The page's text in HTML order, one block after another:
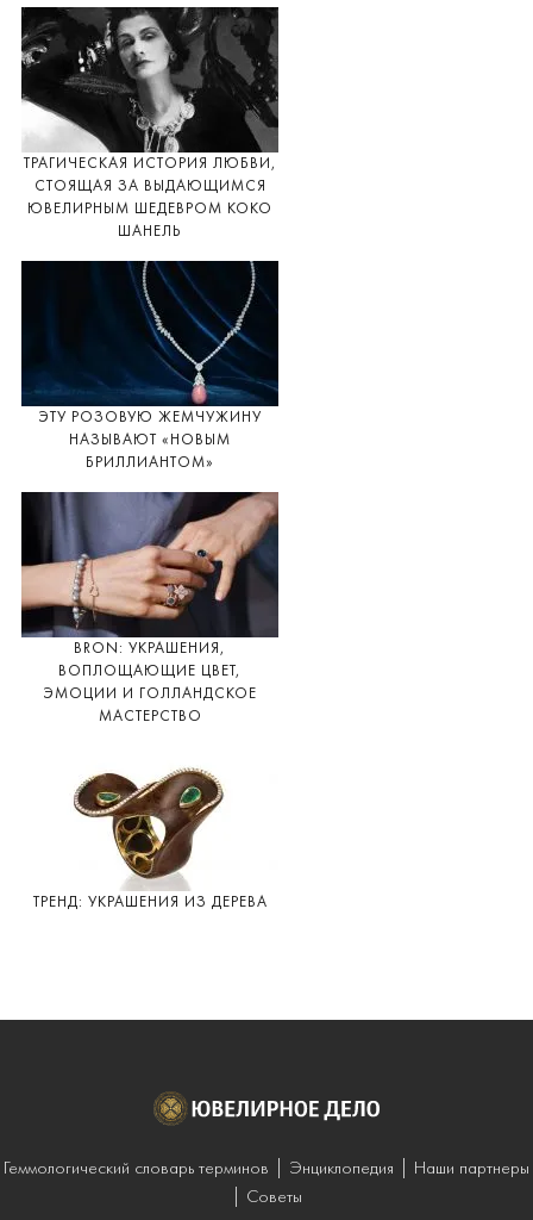
ТРАГИЧЕСКАЯ ИСТОРИЯ ЛЮБВИ,
СТОЯЩАЯ ЗА ВЫДАЮЩИМСЯ
ЮВЕЛИРНЫМ ШЕДЕВРОМ КОКО
ШАНЕЛЬ
ЭТУ РОЗОВУЮ ЖЕМЧУЖИНУ
НАЗЫВАЮТ «НОВЫМ
БРИЛЛИАНТОМ»
BRON: УКРАШЕНИЯ,
ВОПЛОЩАЮЩИЕ ЦВЕТ,
ЭМОЦИИ И ГОЛЛАНДСКОЕ
МАСТЕРСТВО
ТРЕНД: УКРАШЕНИЯ ИЗ ДЕРЕВА
Геммологический словарь терминов Энциклопедия
Наши партнеры
Советы